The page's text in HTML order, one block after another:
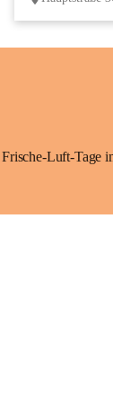
Frische-Luft-Tage